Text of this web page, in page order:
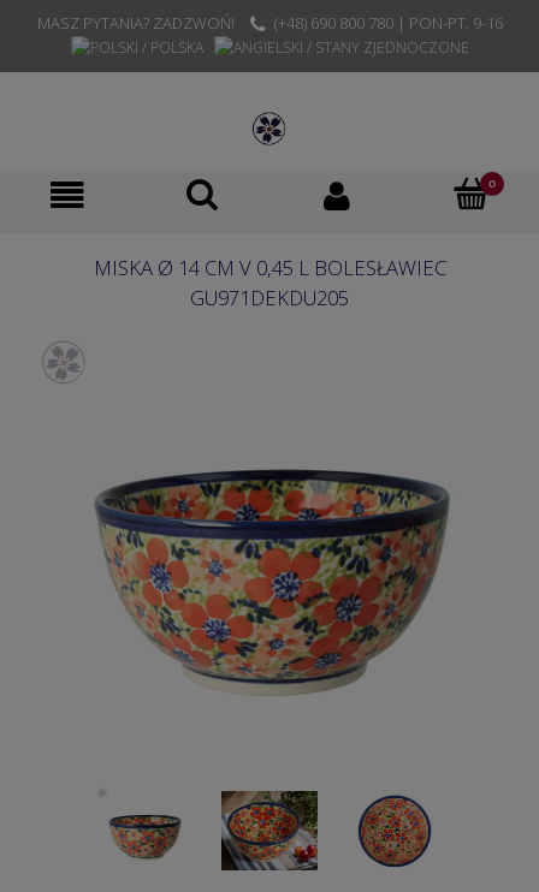
MASZ PYTANIA? ZADZWOŃ! (+48) 690 800 780 | PON-PT. 9-16
MISKA Ø 14 CM V 0,45 L BOLESŁAWIEC
GU971DEKDU205